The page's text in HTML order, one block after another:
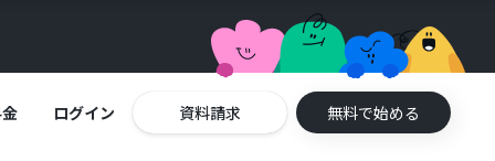
ログイン 資料請求 無料で始める